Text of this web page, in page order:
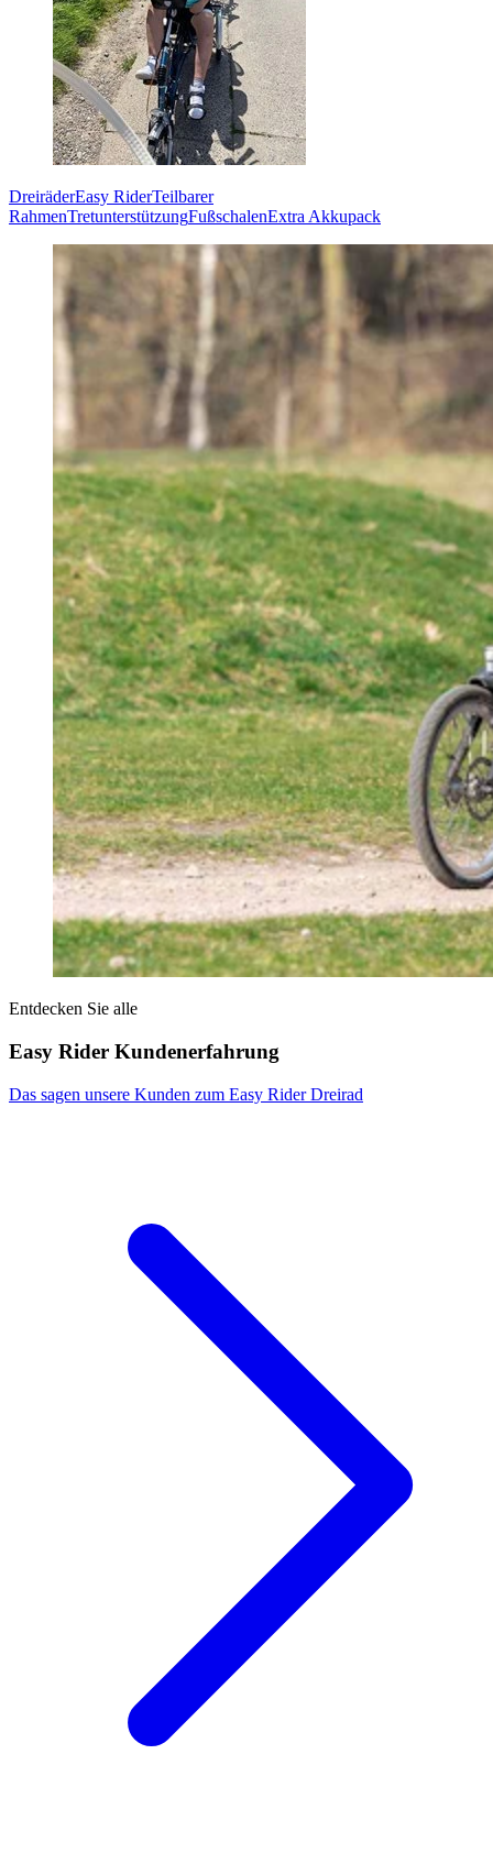
DreiräderEasy RiderTeilbarer
RahmenTretunterstützungFußschalenExtra Akkupack
Entdecken Sie alle
Easy Rider Kundenerfahrung
Das sagen unsere Kunden zum Easy Rider Dreirad